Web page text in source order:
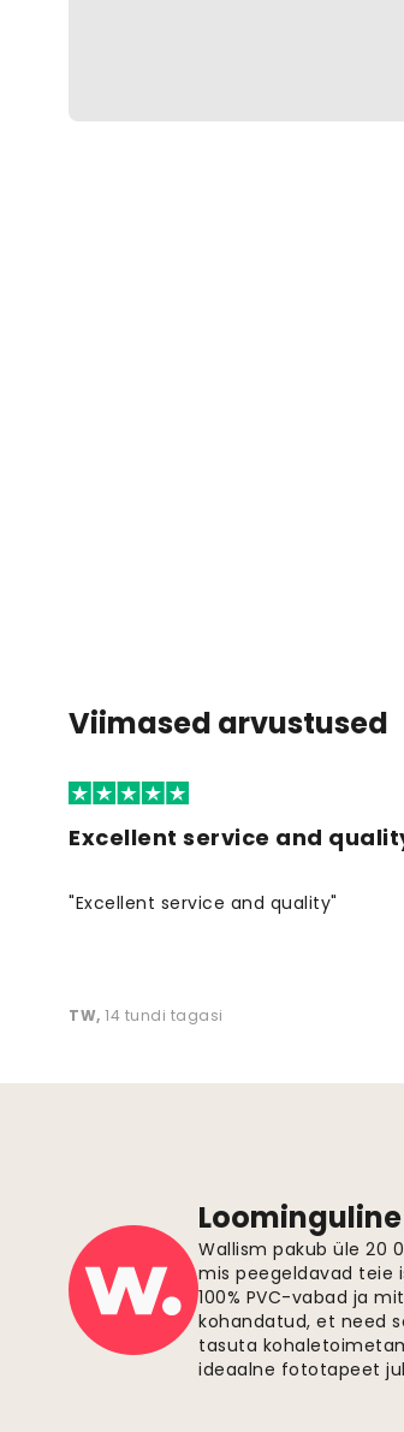
Viimased arvustused
Excellent service and
"Excellent service and quality"
TW, 14 tundi tagasi
Wallism pakub üle 20
mis peegeldavad teie
100% PVC-vabad ja
kohandatud, et need
tasuta
ideaalne fototapeet